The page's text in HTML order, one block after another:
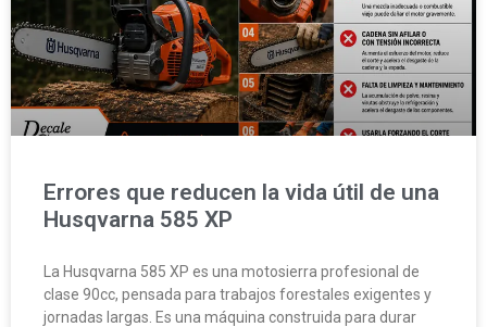
Errores que reducen la vida útil de una
Husqvarna 585 XP
La Husqvarna 585 XP es una motosierra profesional de
clase 90cc, pensada para trabajos forestales exigentes y
jornadas largas. Es una máquina construida para durar